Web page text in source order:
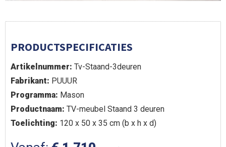
PRODUCTSPECIFICATIES
Artikelnummer: Tv-Staand-3deuren
Fabrikant: PUUUR
Programma: Mason
Productnaam: TV-meubel Staand 3 deuren
Toelichting: 120 x 50 x 35 cm (b x h x d)